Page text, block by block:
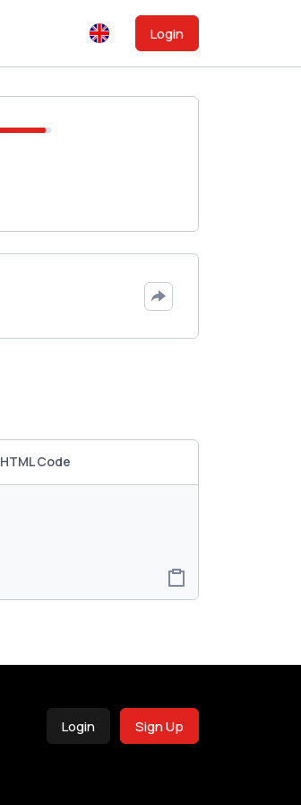
Login
HTML Code
Login Sign Up